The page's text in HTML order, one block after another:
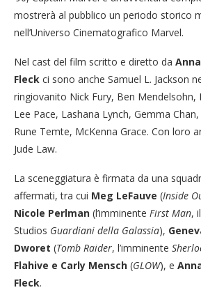
mostrerà al pubblico un periodo storico
nell’Universo Cinematografico Marvel.
Nel cast del film scritto e diretto da
Fleck ci sono anche Samuel L. Jackson
ringiovanito Nick Fury, Ben
Lee Pace, Lashana Lynch, Gemma
Rune Temte, McKenna Grace. Con loro
Jude Law.
La sceneggiatura è firmata da una
affermati, tra cui Meg LeFauve (Inside
Nicole Perlman (l’imminente First Man,
Studios Guardiani della Galassia),
Dworet (Tomb Raider, l’imminente
Flahive e Carly Mensch (GLOW), e
Fleck.